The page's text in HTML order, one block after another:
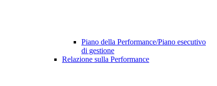
Piano della Performance/Piano esecutivo
di gestione
Relazione sulla Performance